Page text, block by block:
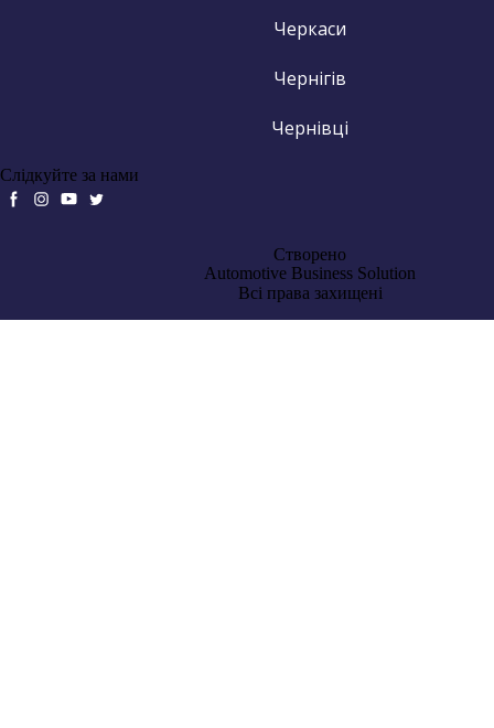
Черкаси
Чернігів
Чернівці
Слідкуйте за нами
Створено
Automotive Business Solution
Всі права захищені